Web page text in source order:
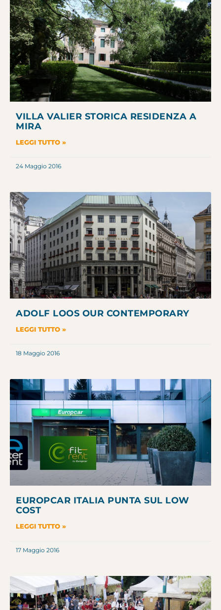
VILLA VALIER STORICA RESIDENZA A
MIRA
LEGGI TUTTO »
24 Maggio 2016
ADOLF LOOS OUR CONTEMPORARY
LEGGI TUTTO »
18 Maggio 2016
EUROPCAR ITALIA PUNTA SUL LOW
COST
LEGGI TUTTO »
17 Maggio 2016